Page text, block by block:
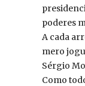
poderes
A cada
mero
Sérgio
Como